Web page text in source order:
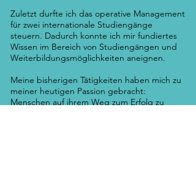
Zuletzt durfte ich das operative Management
für zwei internationale Studiengänge
steuern. Dadurch konnte ich mir fundiertes
Wissen im Bereich von Studiengängen und
Weiterbildungsmöglichkeiten aneignen.
Meine bisherigen Tätigkeiten haben mich zu
meiner heutigen Passion gebracht:
Menschen auf ihrem Weg zum Erfolg zu